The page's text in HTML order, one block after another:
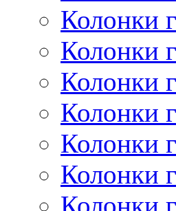
Колонки
Колонки
Колонки
Колонки
Колонки
Колонки
Колонки